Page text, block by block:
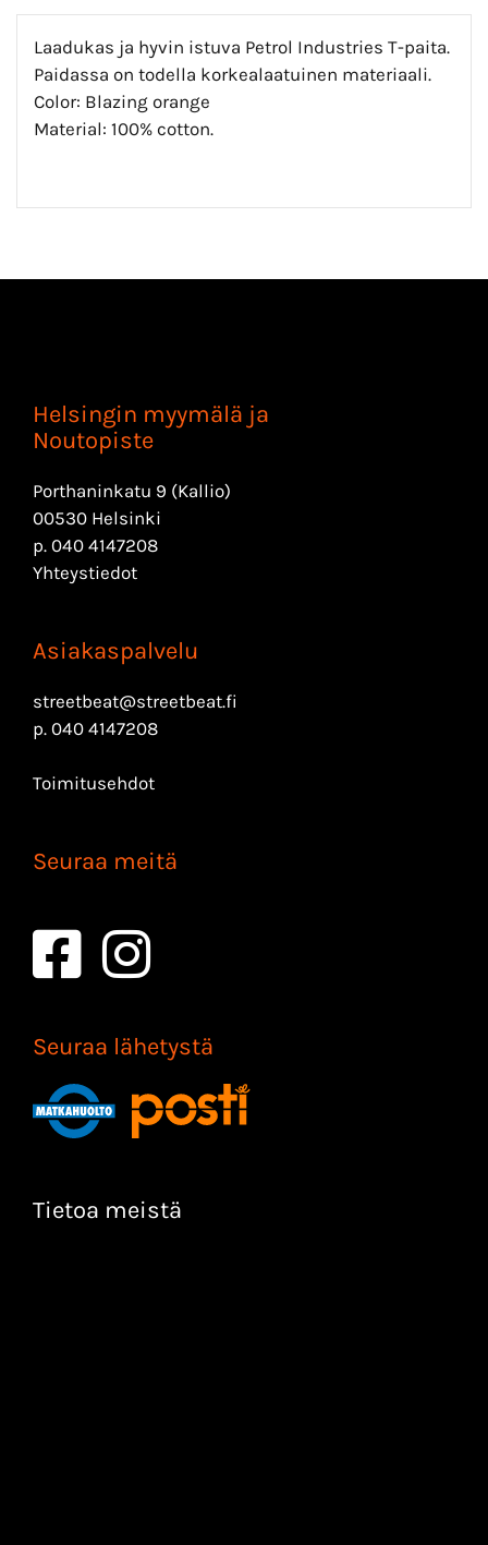
Laadukas ja hyvin istuva Petrol Industries T-paita.
Paidassa on todella korkealaatuinen materiaali.
Color: Blazing orange
Material: 100% cotton.
Helsingin myymälä ja
Noutopiste
Porthaninkatu 9 (Kallio)
00530 Helsinki
p. 040 4147208
Yhteystiedot
Asiakaspalvelu
streetbeat@streetbeat.fi
p. 040 4147208
Toimitusehdot
Seuraa meitä
Seuraa lähetystä
Tietoa meistä